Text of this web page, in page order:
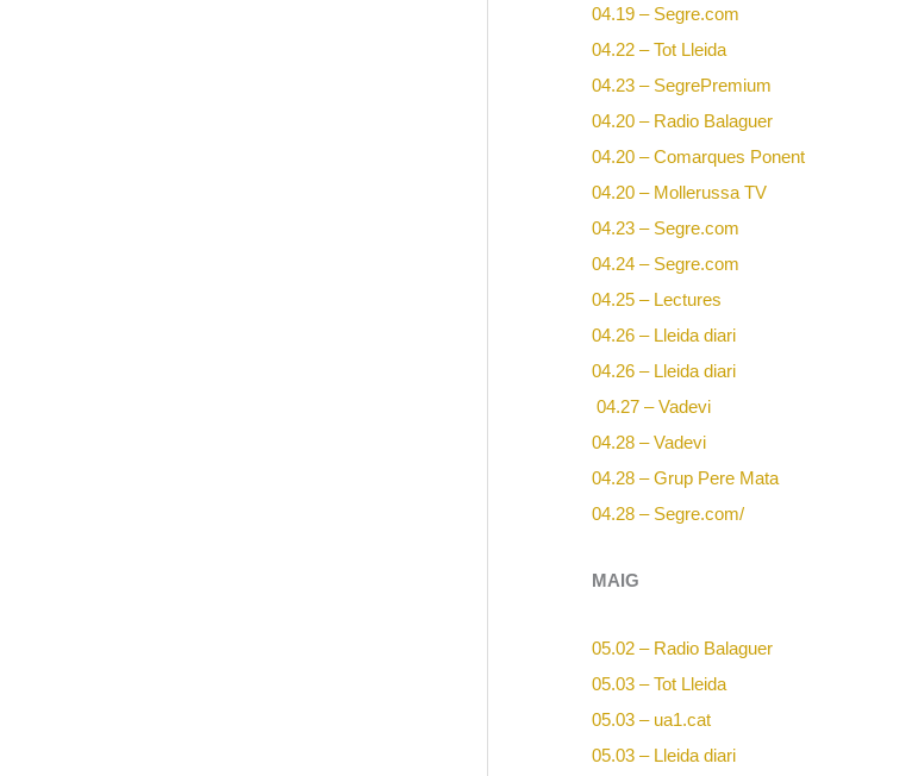
04.19 – Segre.com
04.22 – Tot Lleida
04.23 – SegrePremium
04.20 – Radio Balaguer
04.20 – Comarques Ponent
04.20 – Mollerussa TV
04.23 – Segre.com
04.24 – Segre.com
04.25 – Lectures
04.26 – Lleida diari
04.26 – Lleida diari
04.27 – Vadevi
04.28 – Vadevi
04.28 – Grup Pere Mata
04.28 – Segre.com/
MAIG
05.02 – Radio Balaguer
05.03 – Tot Lleida
05.03 – ua1.cat
05.03 – Lleida diari